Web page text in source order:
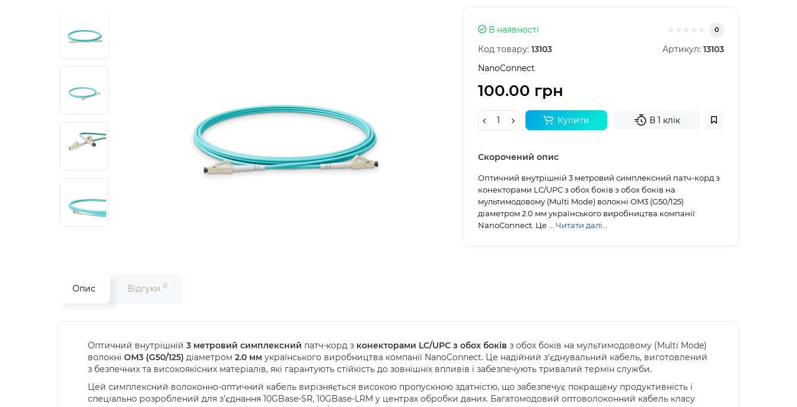
В наявності 0
Код товару: 13103 Артикул: 13103
NanoConnect
100.00 грн
Купити В 1 клік
Скорочений опис
Оптичний внутрішній 3 метровий симплексний патч-корд з
конекторами LC/UPC з обох боків з обох боків на
мультимодовому (Multi Mode) волокні OM3 (G50/125)
діаметром 2.0 мм українського виробництва компанії
NanoConnect. Це ... Читати далі...
Опис Відгуки 0
Оптичний внутрішній 3 метровий симплексний патч-корд з конекторами LC/UPC з обох боків з обох боків на мультимодовому (Multi Mode)
волокні OM3 (G50/125) діаметром 2.0 мм українського виробництва компанії NanoConnect. Це надійний з'єднувальний кабель, виготовлений
з безпечних та високоякісних матеріалів, які гарантують стійкість до зовнішніх впливів і забезпечують тривалий термін служби.
Цей симплексний волоконно-оптичний кабель вирізняється високою пропускною здатністю, що забезпечує покращену продуктивність і
спеціально розроблений для з’єднання 10GBase-SR, 10GBase-LRM у центрах обробки даних. Багатомодовий оптоволоконний кабель класу